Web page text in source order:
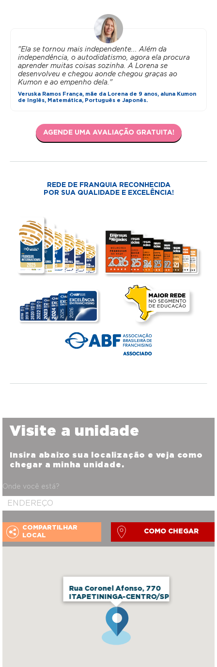
"Ela se tornou mais independente... Além da
independência, o autodidatismo, agora ela procura
aprender muitas coisas sozinha. A Lorena se
desenvolveu e chegou aonde chegou graças ao
Kumon e ao empenho dela."
Veruska Ramos França, mãe da Lorena de 9 anos, aluna Kumon
de Inglês, Matemática, Português e Japonês.
AGENDE UMA AVALIAÇÃO GRATUITA!
REDE DE FRANQUIA RECONHECIDA
POR SUA QUALIDADE E EXCELÊNCIA!
Rua Coronel Afonso, 770
ITAPETININGA-CENTRO/SP
Visite a unidade
Insira abaixo sua localização e veja como
chegar a minha unidade.
Onde você está?
COMPARTILHAR
LOCAL
COMO CHEGAR